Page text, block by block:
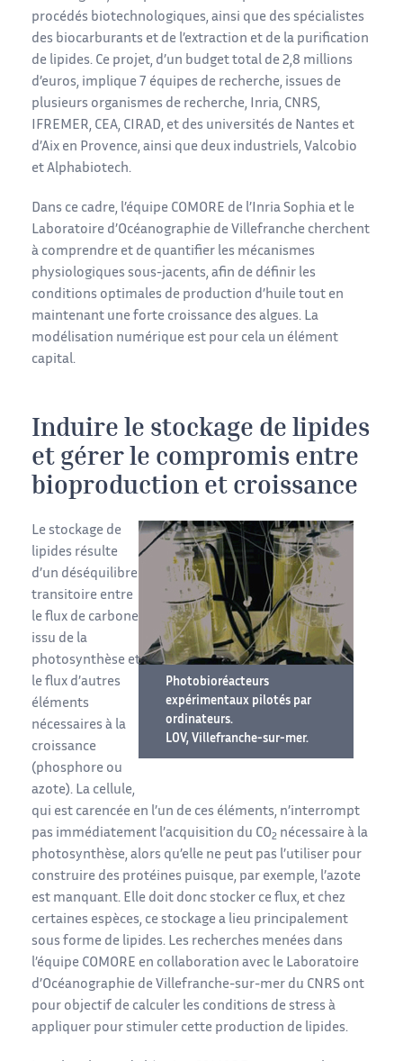
procédés biotechnologiques, ainsi que des spécialistes
des biocarburants et de l’extraction et de la purification
de lipides. Ce projet, d’un budget total de 2,8 millions
d’euros, implique 7 équipes de recherche, issues de
plusieurs organismes de recherche, Inria, CNRS,
IFREMER, CEA, CIRAD, et des universités de Nantes et
d’Aix en Provence, ainsi que deux industriels, Valcobio
et Alphabiotech.
Dans ce cadre, l’équipe COMORE de l’Inria Sophia et le
Laboratoire d’Océanographie de Villefranche cherchent
à comprendre et de quantifier les mécanismes
physiologiques sous-jacents, afin de définir les
conditions optimales de production d’huile tout en
maintenant une forte croissance des algues. La
modélisation numérique est pour cela un élément
capital.
Induire le stockage de lipides
et gérer le compromis entre
bioproduction et croissance
Photobioréacteurs
expérimentaux pilotés par
ordinateurs.
LOV, Villefranche-sur-mer.
Le stockage de
lipides résulte
d’un déséquilibre
transitoire entre
le flux de carbone
issu de la
photosynthèse et
le flux d’autres
éléments
nécessaires à la
croissance
(phosphore ou
azote). La cellule,
qui est carencée en l’un de ces éléments, n’interrompt
pas immédiatement l’acquisition du CO2 nécessaire à la
photosynthèse, alors qu’elle ne peut pas l’utiliser pour
construire des protéines puisque, par exemple, l’azote
est manquant. Elle doit donc stocker ce flux, et chez
certaines espèces, ce stockage a lieu principalement
sous forme de lipides. Les recherches menées dans
l’équipe COMORE en collaboration avec le Laboratoire
d’Océanographie de Villefranche-sur-mer du CNRS ont
pour objectif de calculer les conditions de stress à
appliquer pour stimuler cette production de lipides.